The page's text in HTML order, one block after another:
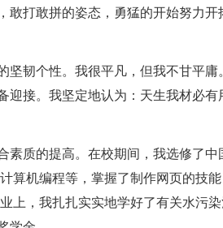
敢打敢拼的姿态，勇猛的开始努力开
坚韧个性。我很平凡，但我不甘平庸
接。我坚定地认为：天生我材必有
素质的提高。在校期间，我选修了中
算机编程等，掌握了制作网页的技能
上，我扎扎实实地学好了有关水污